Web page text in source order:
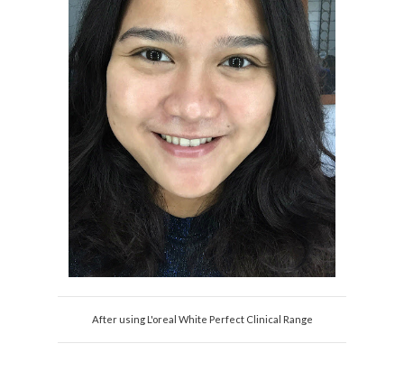
After using L'oreal White Perfect Clinical Range